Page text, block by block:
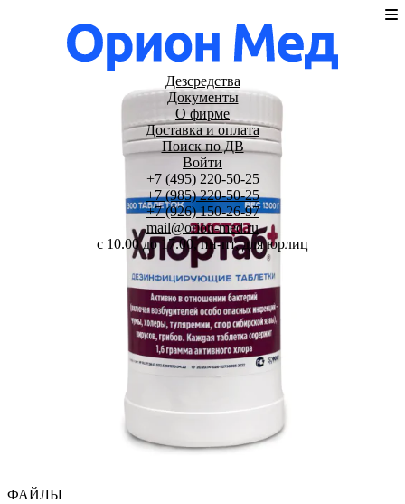
Дезсредства
Документы
О фирме
Доставка и оплата
Поиск по ДВ
Войти
+7 (495) 220-50-25
+7 (985) 220-50-25
+7 (926) 150-26-97
mail@orion-med.ru
c 10.00 до 17.00, пн-пт, для юрлиц
ФАЙЛЫ